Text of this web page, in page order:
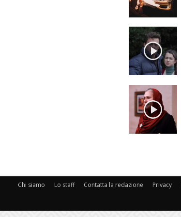
Chi siamo Lo staff Contatta la redazione Privacy